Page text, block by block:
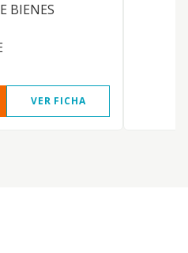
BIENES
VER FICHA